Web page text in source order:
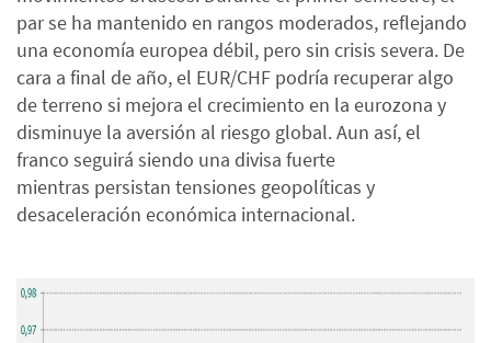
par se ha mantenido en rangos moderados, reflejando
una economía europea débil, pero sin crisis severa. De
cara a final de año, el EUR/CHF podría recuperar algo
de terreno si mejora el crecimiento en la eurozona y
disminuye la aversión al riesgo global. Aun así, el
franco seguirá siendo una divisa fuerte
mientras persistan tensiones geopolíticas y
desaceleración económica internacional.